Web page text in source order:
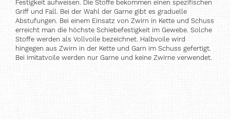
Festigkeit aufweisen. Die Stoffe bekommen einen spezifischen
Griff und Fall. Bei der Wahl der Garne gibt es graduelle
Abstufungen. Bei einem Einsatz von Zwirn in Kette und Schuss
erreicht man die höchste Schiebefestigkeit im Gewebe. Solche
Stoffe werden als Vollvoile bezeichnet. Halbvoile wird
hingegen aus Zwirn in der Kette und Garn im Schuss gefertigt.
Bei Imitatvoile werden nur Garne und keine Zwirne verwendet.